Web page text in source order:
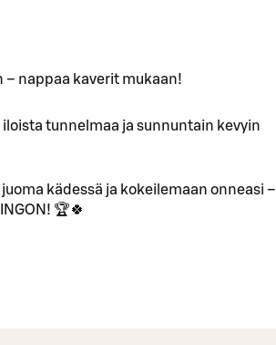
– nappaa kaverit mukaan!
tunnelmaa ja sunnuntain kevyin
kädessä ja kokeilemaan onneasi –
🏆🍀